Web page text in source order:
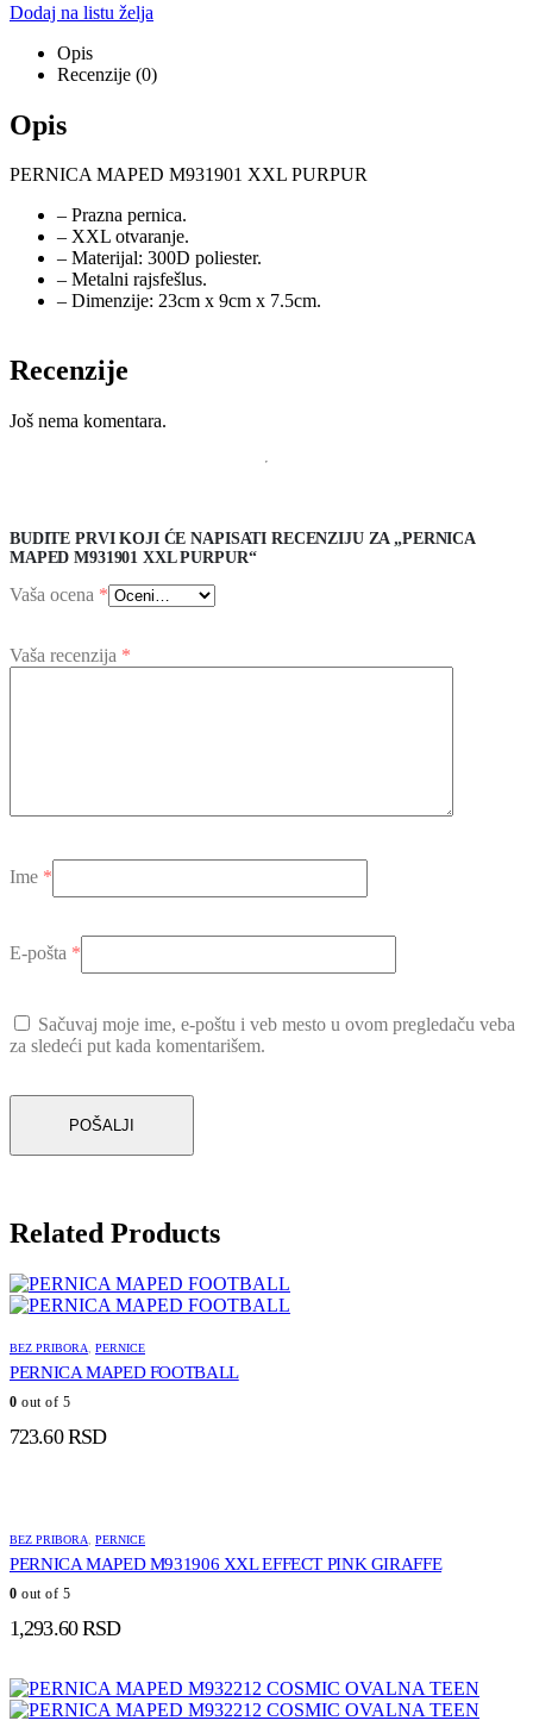
Dodaj na listu želja
Opis
Recenzije (0)
Opis
PERNICA MAPED M931901 XXL PURPUR
– Prazna pernica.
– XXL otvaranje.
– Materijal: 300D poliester.
– Metalni rajsfešlus.
– Dimenzije: 23cm x 9cm x 7.5cm.
Recenzije
Još nema komentara.
BUDITE PRVI KOJI ĆE NAPISATI RECENZIJU ZA „PERNICA
MAPED M931901 XXL PURPUR“
Vaša ocena *
Vaša recenzija *
Ime *
E-pošta *
Sačuvaj moje ime, e-poštu i veb mesto u ovom pregledaču veba
za sledeći put kada komentarišem.
Related Products
BEZ PRIBORA PERNICE
PERNICA MAPED FOOTBALL
0 out of 5
723.60RSD
BEZ PRIBORA PERNICE
PERNICA MAPED M931906 XXL EFFECT PINK GIRAFFE
0 out of 5
1,293.60RSD